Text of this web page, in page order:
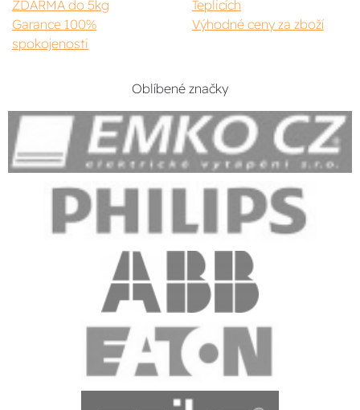
ZDARMA do 5kg
Teplicích
Garance 100%
spokojenosti
Výhodné ceny za zboží
Oblíbené značky